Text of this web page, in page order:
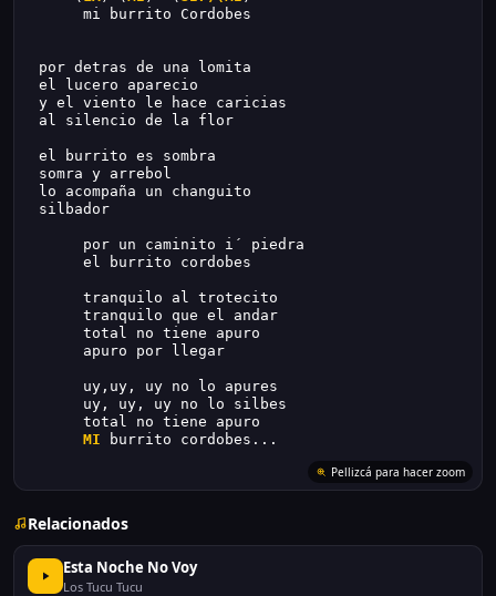
mi burrito Cordobes
por detras de una lomita
el lucero aparecio
y el viento le hace caricias
al silencio de la flor
el burrito es sombra
somra y arrebol
lo acompaña un changuito
silbador
por un caminito i´ piedra
el burrito cordobes
tranquilo al trotecito
tranquilo que el andar
total no tiene apuro
apuro por llegar
uy,uy, uy no lo apures
uy, uy, uy no lo silbes
total no tiene apuro
MI burrito cordobes...
Pellizcá para hacer zoom
Relacionados
Esta Noche No Voy
Los Tucu Tucu